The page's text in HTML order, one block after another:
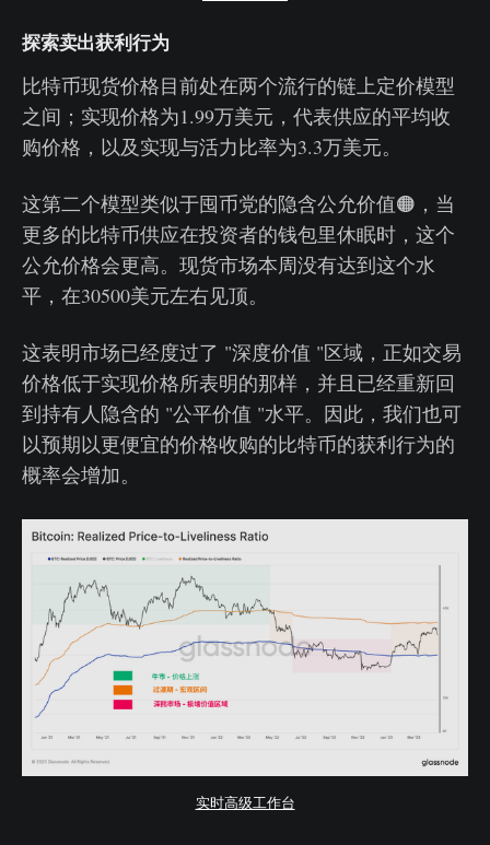
探索卖出获利行为
比特币现货价格目前处在两个流行的链上定价模型
之间；实现价格为1.99万美元，代表供应的平均收
购价格，以及实现与活力比率为3.3万美元。
这第二个模型类似于囤币党的隐含公允价值🟠，当
更多的比特币供应在投资者的钱包里休眠时，这个
公允价格会更高。现货市场本周没有达到这个水
平，在30500美元左右见顶。
这表明市场已经度过了 "深度价值 "区域，正如交易
价格低于实现价格所表明的那样，并且已经重新回
到持有人隐含的 "公平价值 "水平。因此，我们也可
以预期以更便宜的价格收购的比特币的获利行为的
概率会增加。
实时高级工作台